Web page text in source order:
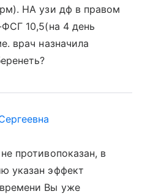
НА узи дф в правом
10,5(на 4 день
врач назначила
противопоказан, в
указан эффект
Вы уже